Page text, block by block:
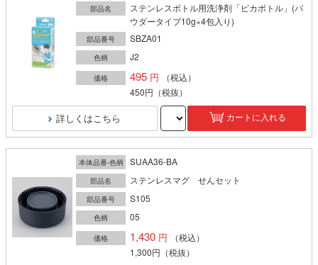
部品名
ステンレスボトル用洗浄剤「ピカボトル」(パ
ウダータイプ10g×4包入り)
部品番号 SBZA01
色柄 J2
価格 495
（税込）
450円 （税抜）
詳しくはこちら カートに入れる
本体品番-色柄 SUAA36-BA
部品名 ステンレスマグ せんセット
部品番号 S105
色柄 05
価格 1,430
（税込）
1,300円 （税抜）